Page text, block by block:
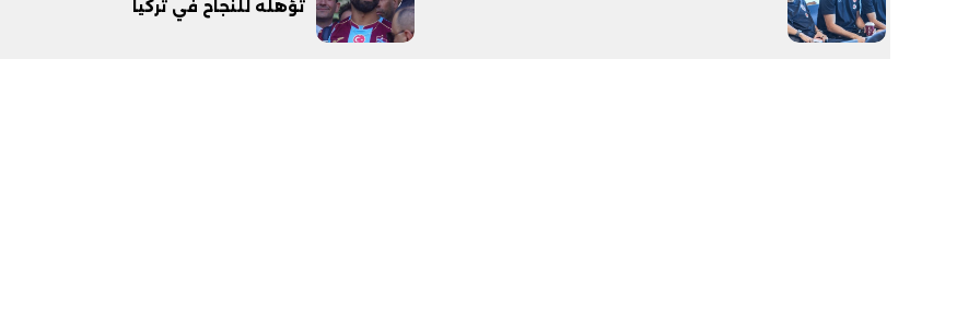
تؤهله للنجاح في تركيا
الوداع الأخير.. دفن جثامين الضحايا
افتتاح أكبر صرح ديني في القوصية..